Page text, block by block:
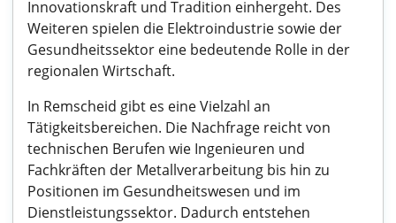
Innovationskraft und Tradition einhergeht. Des
Weiteren spielen die Elektroindustrie sowie der
Gesundheitssektor eine bedeutende Rolle in der
regionalen Wirtschaft.
In Remscheid gibt es eine Vielzahl an
Tätigkeitsbereichen. Die Nachfrage reicht von
technischen Berufen wie Ingenieuren und
Fachkräften der Metallverarbeitung bis hin zu
Positionen im Gesundheitswesen und im
Dienstleistungssektor. Dadurch entstehen